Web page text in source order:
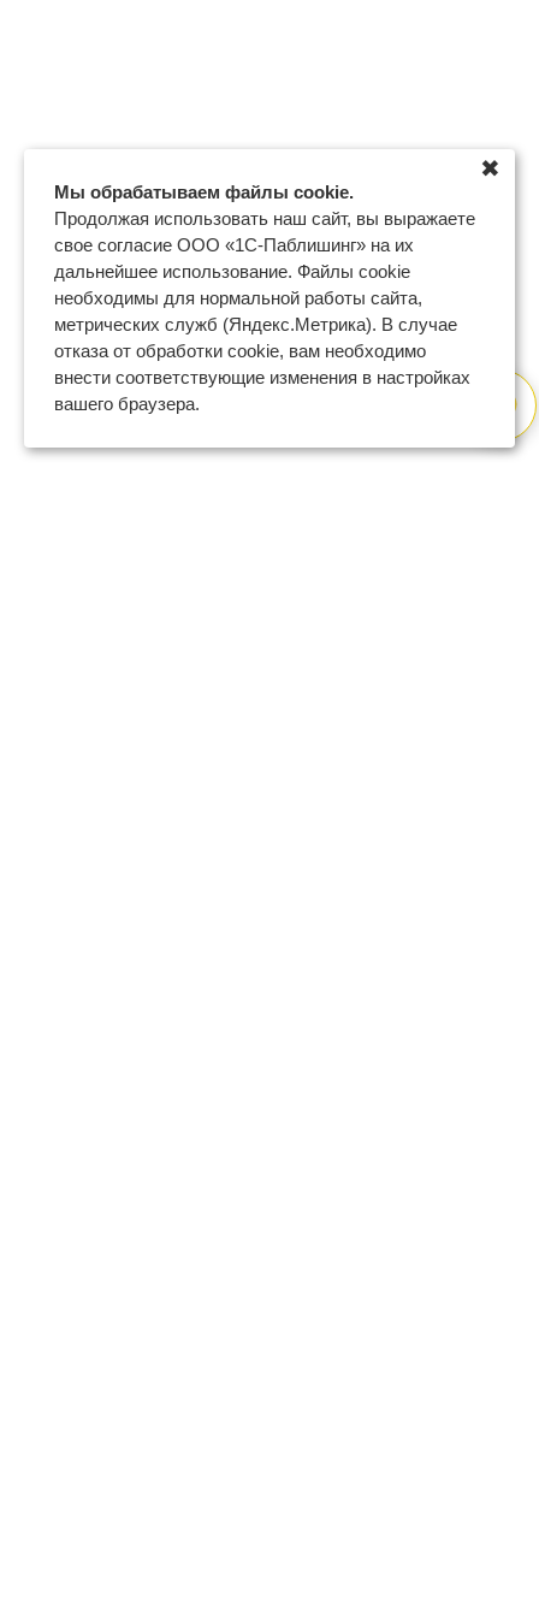
Мы обрабатываем файлы cookie.
Продолжая использовать наш сайт, вы выражаете
свое согласие ООО «1С-Паблишинг» на их
дальнейшее использование. Файлы cookie
необходимы для нормальной работы сайта,
метрических служб (Яндекс.Метрика). В случае
отказа от обработки cookie, вам необходимо
внести соответствующие изменения в настройках
вашего браузера.
✖